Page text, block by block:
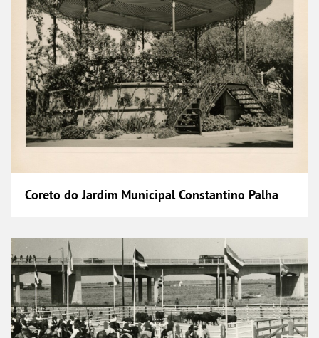
Coreto do Jardim Municipal Constantino Palha
Curraleta